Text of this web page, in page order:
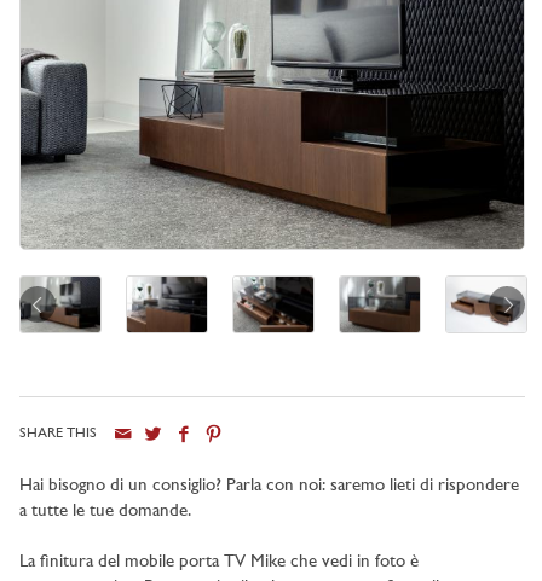
SHARE THIS
Hai bisogno di un consiglio? Parla con noi: saremo lieti di rispondere
a tutte le tue domande.
La finitura del mobile porta TV Mike che vedi in foto è